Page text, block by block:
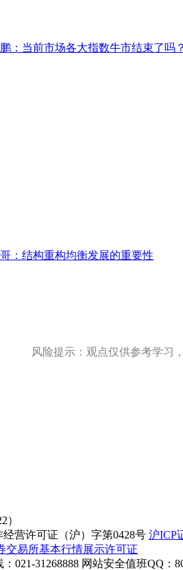
：当前市场各大指数牛市结束了吗？
：结构重构均衡发展的重要性
风险提示：观点仅供参考学习
）
营许可证（沪）字第0428号 沪ICP
交易所基本行情展示许可证
021-31268888 网站安全值班QQ：